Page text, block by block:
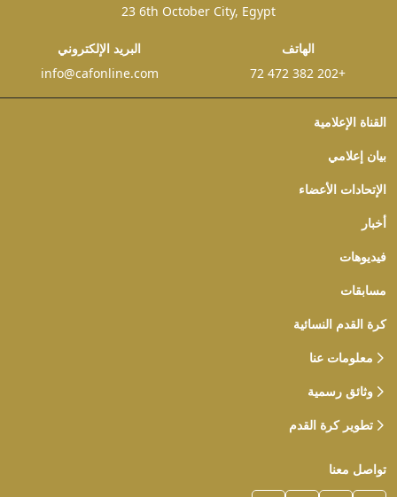
القناة الإعلامية
بيان إعلامي
الإتحادات الأعضاء
أخبار
فيديوهات
مسابقات
كرة القدم النسائية
معلومات عنا
وثائق رسمية
تطوير كرة القدم
تواصل معنا
23 6th October City, Egypt
الهاتف
+202 382 472 72
البريد الإلكتروني
info@cafonline.com